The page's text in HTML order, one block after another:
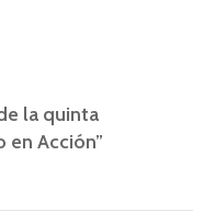
la quinta
en Acción”